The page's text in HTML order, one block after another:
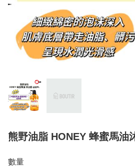
熊野油脂 HONEY 蜂蜜馬油
數量